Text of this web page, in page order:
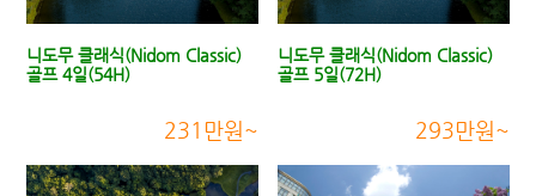
니도무 클래식(Nidom Classic)
골프 4일(54H)
231만원~
니도무 클래식(Nidom Classic)
골프 5일(72H)
293만원~